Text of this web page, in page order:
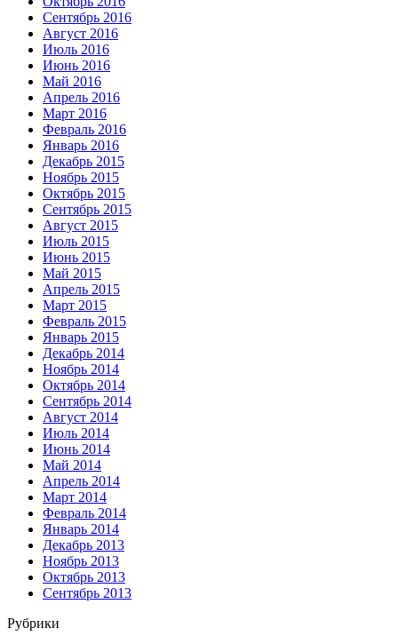
Сентябрь 2016
Август 2016
Июль 2016
Июнь 2016
Май 2016
Апрель 2016
Март 2016
Февраль 2016
Январь 2016
Декабрь 2015
Ноябрь 2015
Октябрь 2015
Сентябрь 2015
Август 2015
Июль 2015
Июнь 2015
Май 2015
Апрель 2015
Март 2015
Февраль 2015
Январь 2015
Декабрь 2014
Ноябрь 2014
Октябрь 2014
Сентябрь 2014
Август 2014
Июль 2014
Июнь 2014
Май 2014
Апрель 2014
Март 2014
Февраль 2014
Январь 2014
Декабрь 2013
Ноябрь 2013
Октябрь 2013
Сентябрь 2013
Рубрики